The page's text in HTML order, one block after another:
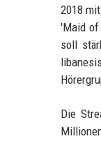
2018
'Maid of
soll
Die